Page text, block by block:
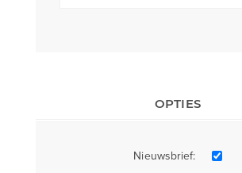
OPTIES
Nieuwsbrief: